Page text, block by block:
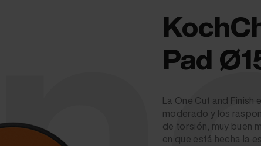
Pad
La One Cut and
moderado y los
de torsión, muy buen
en que está hecha la